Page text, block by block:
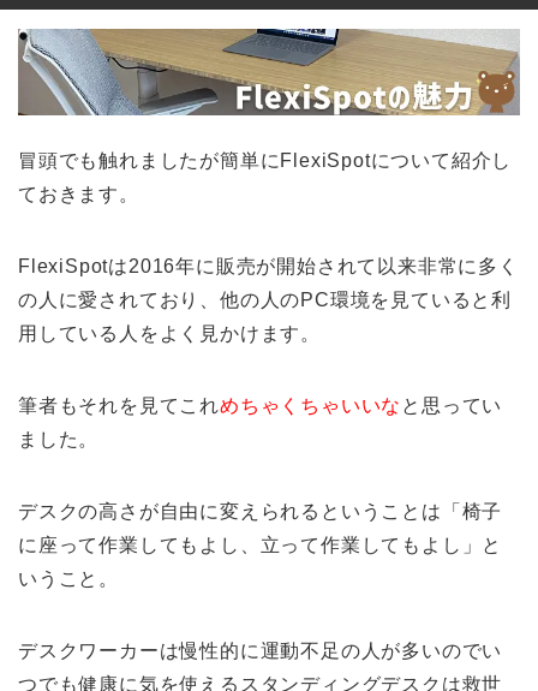
冒頭でも触れましたが簡単にFlexiSpotについて紹介し
ておきます。
FlexiSpotは2016年に販売が開始されて以来非常に多く
の人に愛されており、他の人のPC環境を見ていると利
用している人をよく見かけます。
筆者もそれを見てこれめちゃくちゃいいな と思ってい
ました。
デスクの高さが自由に変えられるということは「椅子
に座って作業してもよし、立って作業してもよし」と
いうこと。
デスクワーカーは慢性的に運動不足の人が多いのでい
つでも健康に気を使えるスタンディングデスクは救世